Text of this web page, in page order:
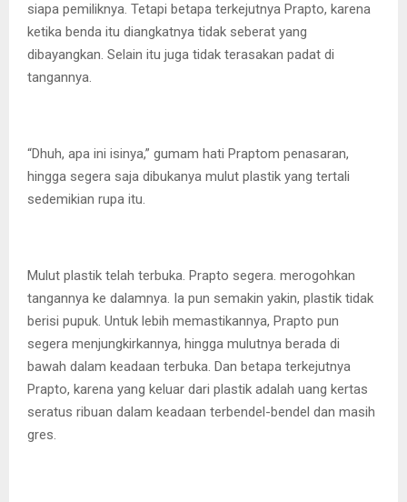
siapa pemiliknya. Tetapi betapa terkejutnya Prapto, karena
ketika benda itu diangkatnya tidak seberat yang
dibayangkan. Selain itu juga tidak terasakan padat di
tangannya.
“Dhuh, apa ini isinya,” gumam hati Praptom penasaran,
hingga segera saja dibukanya mulut plastik yang tertali
sedemikian rupa itu.
Mulut plastik telah terbuka. Prapto segera. merogohkan
tangannya ke dalamnya. Ia pun semakin yakin, plastik tidak
berisi pupuk. Untuk lebih memastikannya, Prapto pun
segera menjungkirkannya, hingga mulutnya berada di
bawah dalam keadaan terbuka. Dan betapa terkejutnya
Prapto, karena yang keluar dari plastik adalah uang kertas
seratus ribuan dalam keadaan terbendel-bendel dan masih
gres.